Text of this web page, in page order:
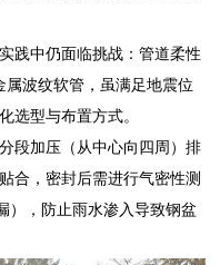
践中仍面临挑战：管道柔性
波纹软管，虽满足地震位
选型与布置方式。
段加压（从中心向四周）排
合，密封后需进行气密性测
），防止雨水渗入导致钢盆